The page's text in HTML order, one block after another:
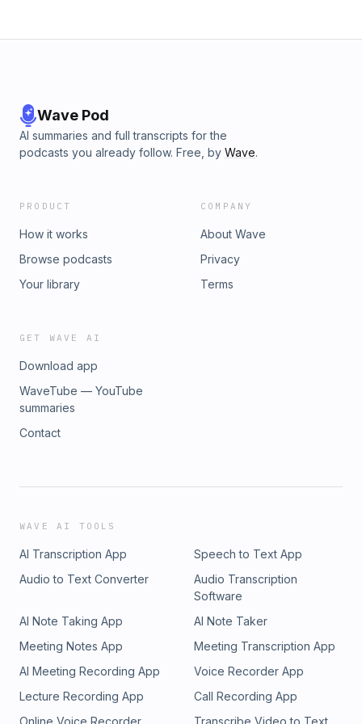
Wave Pod
AI summaries and full transcripts for the
podcasts you already follow. Free, by Wave.
PRODUCT
How it works
Browse podcasts
Your library
COMPANY
About Wave
Privacy
Terms
GET WAVE AI
Download app
WaveTube — YouTube
summaries
Contact
WAVE AI TOOLS
AI Transcription App
Speech to Text App
Audio to Text Converter
Audio Transcription
Software
AI Note Taking App
AI Note Taker
Meeting Notes App
Meeting Transcription App
AI Meeting Recording App
Voice Recorder App
Lecture Recording App
Call Recording App
Online Voice Recorder
Transcribe Video to Text